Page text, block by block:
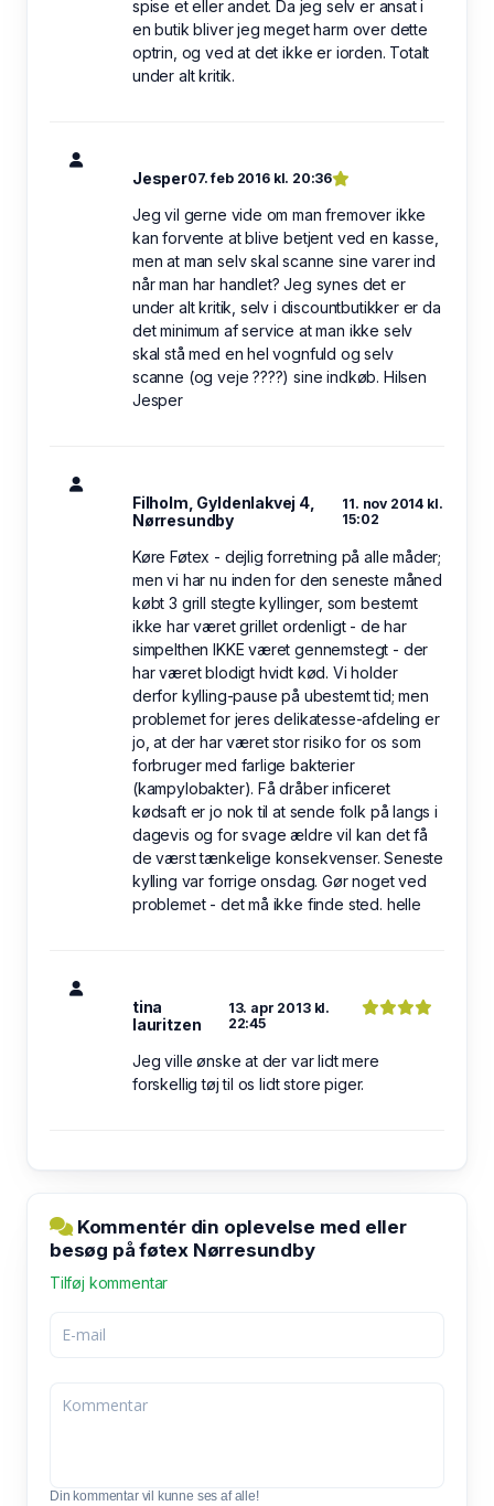
spise et eller andet. Da jeg selv er ansat i
en butik bliver jeg meget harm over dette
optrin, og ved at det ikke er iorden. Totalt
under alt kritik.
Jesper07. feb 2016 kl. 20:36
Jeg vil gerne vide om man fremover ikke
kan forvente at blive betjent ved en kasse,
men at man selv skal scanne sine varer ind
når man har handlet? Jeg synes det er
under alt kritik, selv i discountbutikker er da
det minimum af service at man ikke selv
skal stå med en hel vognfuld og selv
scanne (og veje ????) sine indkøb. Hilsen
Jesper
Filholm, Gyldenlakvej 4,
Nørresundby
11. nov 2014 kl.
15:02
Køre Føtex - dejlig forretning på alle måder;
men vi har nu inden for den seneste måned
købt 3 grill stegte kyllinger, som bestemt
ikke har været grillet ordenligt - de har
simpelthen IKKE været gennemstegt - der
har været blodigt hvidt kød. Vi holder
derfor kylling-pause på ubestemt tid; men
problemet for jeres delikatesse-afdeling er
jo, at der har været stor risiko for os som
forbruger med farlige bakterier
(kampylobakter). Få dråber inficeret
kødsaft er jo nok til at sende folk på langs i
dagevis og for svage ældre vil kan det få
de værst tænkelige konsekvenser. Seneste
kylling var forrige onsdag. Gør noget ved
problemet - det må ikke finde sted. helle
tina
lauritzen
13. apr 2013 kl.
22:45
Jeg ville ønske at der var lidt mere
forskellig tøj til os lidt store piger.
Kommentér din oplevelse med eller
besøg på føtex Nørresundby
Tilføj kommentar
Din kommentar vil kunne ses af alle!